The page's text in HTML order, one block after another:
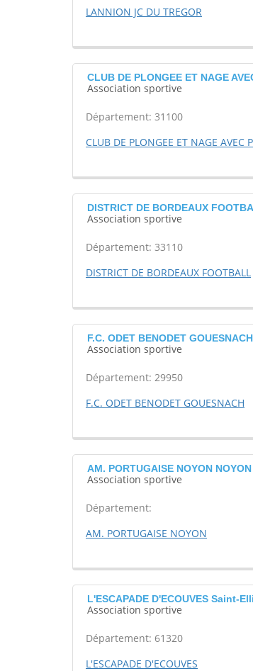
LANNION JC DU TREGOR
CLUB DE PLONGEE ET NAGE
Association sportive
Département: 31100
CLUB DE PLONGEE ET NAGE AVEC
DISTRICT DE BORDEAUX
Association sportive
Département: 33110
DISTRICT DE BORDEAUX FOOTBALL
F.C. ODET BENODET
Association sportive
Département: 29950
F.C. ODET BENODET GOUESNACH
AM. PORTUGAISE NOYON NOYON
Association sportive
Département:
AM. PORTUGAISE NOYON
L'ESCAPADE D'ECOUVES Saint-
Association sportive
Département: 61320
L'ESCAPADE D'ECOUVES